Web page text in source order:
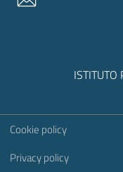
ISTITUTO
Sezione Link
Cookie policy
Privacy policy